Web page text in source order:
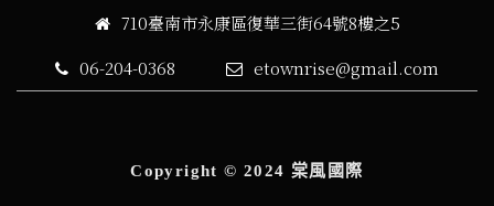
710臺南市永康區復華三街64號8樓之5
06-204-0368
etownrise@gmail.com
Copyright © 2024 棠風國際